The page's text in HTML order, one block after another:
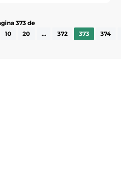
373 de
10 20 ... 372 373 374